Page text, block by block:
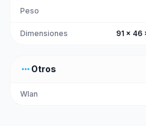
Peso
Dimensiones 91 x 46
more_horiz Otros
Wlan